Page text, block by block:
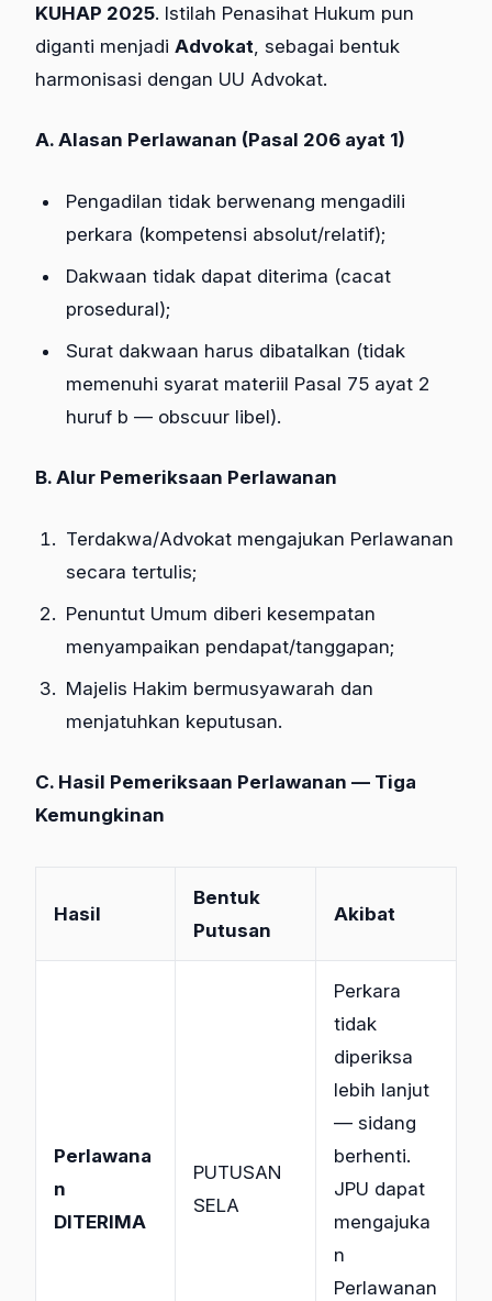
KUHAP 2025. Istilah Penasihat Hukum pun
diganti menjadi Advokat , sebagai bentuk
harmonisasi dengan UU Advokat.
A. Alasan Perlawanan (Pasal 206 ayat 1)
Pengadilan tidak berwenang mengadili
perkara (kompetensi absolut/relatif);
Dakwaan tidak dapat diterima (cacat
prosedural);
Surat dakwaan harus dibatalkan (tidak
memenuhi syarat materiil Pasal 75 ayat 2
huruf b — obscuur libel).
B. Alur Pemeriksaan Perlawanan
Terdakwa/Advokat mengajukan Perlawanan
secara tertulis;
Penuntut Umum diberi kesempatan
menyampaikan pendapat/tanggapan;
Majelis Hakim bermusyawarah dan
menjatuhkan keputusan.
C. Hasil Pemeriksaan Perlawanan — Tiga
Kemungkinan
Hasil
Bentuk
Putusan
Akibat
Perlawana
n
DITERIMA
PUTUSAN
SELA
Perkara
tidak
diperiksa
lebih lanjut
— sidang
berhenti.
JPU dapat
mengajuka
n
Perlawanan